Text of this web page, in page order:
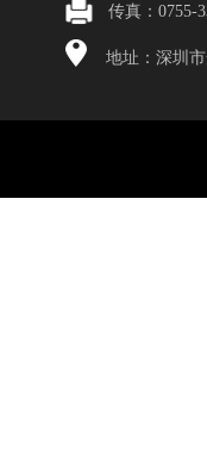
传真：0755-
地址：深圳